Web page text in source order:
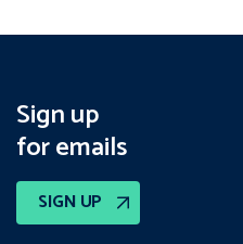
Sign up
for emails
SIGN UP